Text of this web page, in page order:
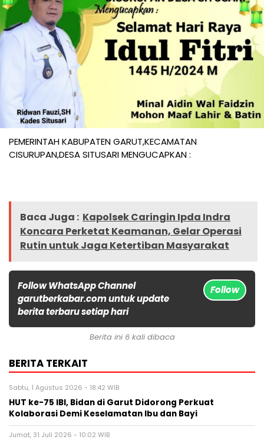
PEMERINTAH KABUPATEN GARUT,KECAMATAN
CISURUPAN,DESA SITUSARI MENGUCAPKAN :
Baca Juga : Kapolsek Caringin Ipda Indra
Koncara Perketat Keamanan, Gelar Operasi
Rutin untuk Jaga Ketertiban Masyarakat
Follow WhatsApp Channel
garutberkabar.com untuk update
berita terbaru setiap hari
Follow
Berita ini 6 kali dibaca
BERITA TERKAIT
Sabtu, 1 Agustus 2026 - 18:42 WIB
HUT ke-75 IBI, Bidan di Garut Didorong Perkuat
Kolaborasi Demi Keselamatan Ibu dan Bayi
Jumat, 31 Juli 2026 - 10:02 WIB